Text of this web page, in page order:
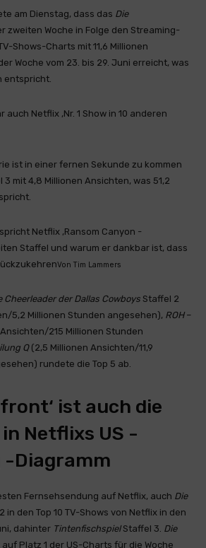
am Dienstag, dass das Die
zweiten Woche in Folge den Streaming-
Shows-Charts mit 11,6 Millionen
Woche vom 23. bis 29. Juni erreicht, was
entspricht.
auch Netflix ‚Nr. 1 Show in 10 anderen
ist in einer fernen Sekunde zu kommen
mit 4,8 Millionen Ansichten, was 51,2
Netflix ‚Ransom Canyon -
Staffel und warum er dankbar ist, dass
Von Tim Lammers
Cheerleader der Dallas Cowboys Staffel 2
5,2 Millionen Stunden angesehen), ROH–
215 Millionen Stunden
Q(2,5 Millionen Ansichten/11,9
rundete die Top 5 ab.
ist auch die
Netflixs US -
Diagramm
Fernsehsendung auf Netflix, auch Die
in den Top 10 TV-Shows von Netflix in den
dahinter TintenfischspielStaffel 3. Die
Platz 1 der US-Charts für die Woche